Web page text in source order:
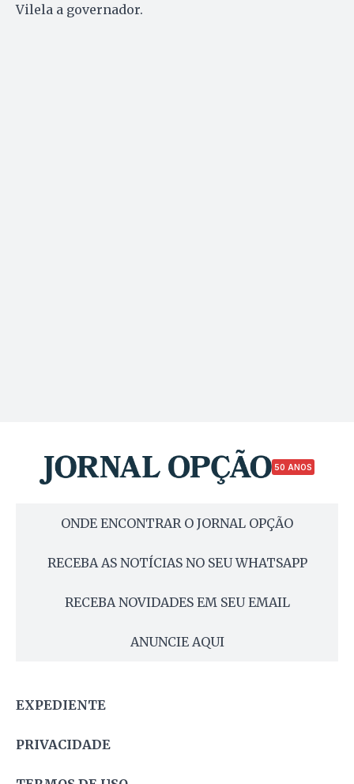
Vilela a governador.
50 ANOS
ONDE ENCONTRAR O JORNAL OPÇÃO
RECEBA AS NOTÍCIAS NO SEU WHATSAPP
RECEBA NOVIDADES EM SEU EMAIL
ANUNCIE AQUI
EXPEDIENTE
PRIVACIDADE